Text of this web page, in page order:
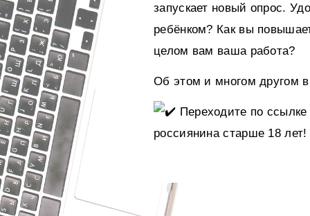
запускает новый опрос.
ребёнком? Как вы
целом вам ваша работа?
Об этом и многом другом
Переходите по
россиянина старше 18 лет!